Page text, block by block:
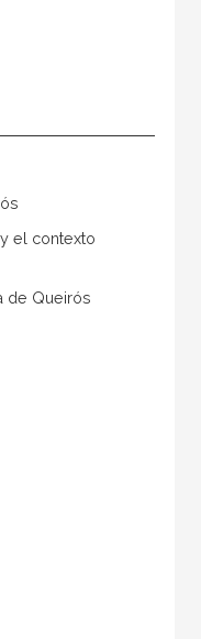
el contexto
de Queirós